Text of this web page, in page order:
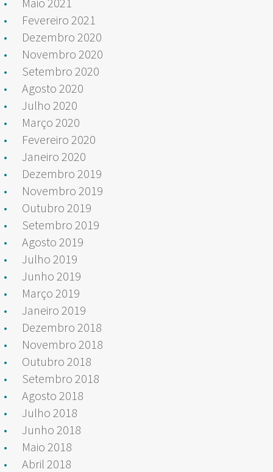
Fevereiro 2021
Dezembro 2020
Novembro 2020
Setembro 2020
Agosto 2020
Julho 2020
Março 2020
Fevereiro 2020
Janeiro 2020
Dezembro 2019
Novembro 2019
Outubro 2019
Setembro 2019
Agosto 2019
Julho 2019
Junho 2019
Março 2019
Janeiro 2019
Dezembro 2018
Novembro 2018
Outubro 2018
Setembro 2018
Agosto 2018
Julho 2018
Junho 2018
Maio 2018
Abril 2018